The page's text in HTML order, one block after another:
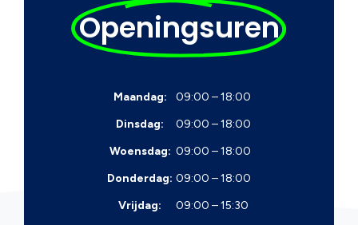
Openingsuren
Maandag:
09:00 – 18:00
Dinsdag:
09:00 – 18:00
Woensdag: 09:00 – 18:00
Donderdag: 09:00 – 18:00
Vrijdag:
09:00 – 15:30